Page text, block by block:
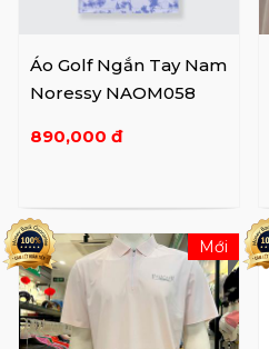
Áo Golf Ngắn Tay Nam
Noressy NAOM058
890,000 đ
Mới